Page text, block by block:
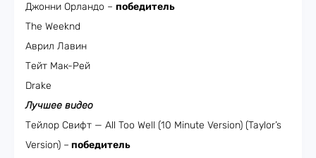
Джонни Орландо – победитель
The Weeknd
Аврил Лавин
Тейт Мак-Рей
Drake
Лучшее видео
Тейлор Свифт — All Too Well (10 Minute Version) (Taylor’s
Version) – победитель